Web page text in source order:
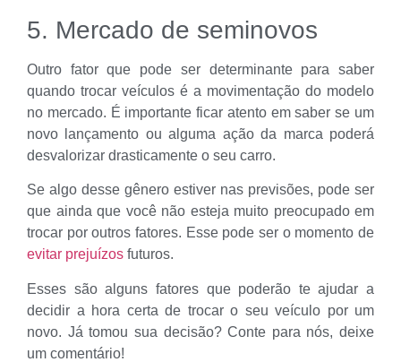
5. Mercado de seminovos
Outro fator que pode ser determinante para saber
quando trocar veículos é a movimentação do modelo
no mercado. É importante ficar atento em saber se um
novo lançamento ou alguma ação da marca poderá
desvalorizar drasticamente o seu carro.
Se algo desse gênero estiver nas previsões, pode ser
que ainda que você não esteja muito preocupado em
trocar por outros fatores. Esse pode ser o momento de
evitar prejuízos futuros.
Esses são alguns fatores que poderão te ajudar a
decidir a hora certa de trocar o seu veículo por um
novo. Já tomou sua decisão? Conte para nós, deixe
um comentário!